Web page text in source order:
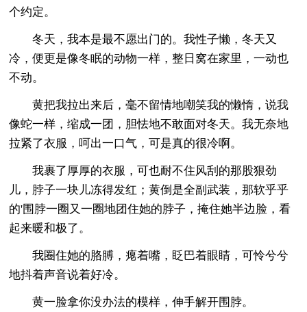
个约定。
冬天，我本是最不愿出门的。我性子懒，冬天又
冷，便更是像冬眠的动物一样，整日窝在家里，一动也
不动。
黄把我拉出来后，毫不留情地嘲笑我的懒惰，说我
像蛇一样，缩成一团，胆怯地不敢面对冬天。我无奈地
拉紧了衣服，呵出一口气，可是真的很冷啊。
我裹了厚厚的衣服，可也耐不住风刮的那股狠劲
儿，脖子一块儿冻得发红；黄倒是全副武装，那软乎乎
的'围脖一圈又一圈地团住她的脖子，掩住她半边脸，看
起来暖和极了。
我圈住她的胳膊，瘪着嘴，眨巴着眼睛，可怜兮兮
地抖着声音说着好冷。
黄一脸拿你没办法的模样，伸手解开围脖。